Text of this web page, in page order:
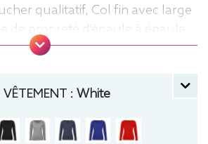
qualitatif, Col fin avec large
de propreté d'épaule à épaule,
Lavable jusqu'à 40°C, Moyen
B&C
: White